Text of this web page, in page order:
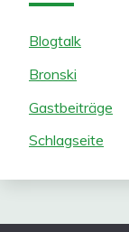
Blogtalk
Bronski
Gastbeiträge
Schlagseite